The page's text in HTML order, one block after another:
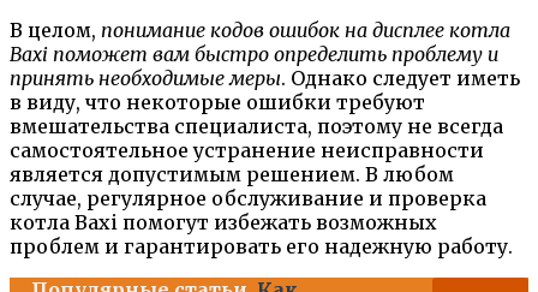
В целом, понимание кодов ошибок на дисплее котла
Baxi поможет вам быстро определить проблему и
принять необходимые меры. Однако следует иметь
в виду, что некоторые ошибки требуют
вмешательства специалиста, поэтому не всегда
самостоятельное устранение неисправности
является допустимым решением. В любом
случае, регулярное обслуживание и проверка
котла Baxi помогут избежать возможных
проблем и гарантировать его надежную работу.